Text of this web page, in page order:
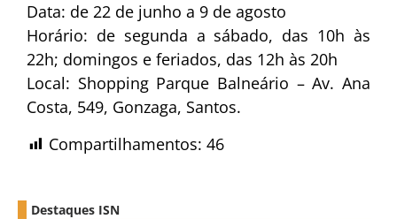
Data: de 22 de junho a 9 de agosto
Horário: de segunda a sábado, das 10h às
22h; domingos e feriados, das 12h às 20h
Local: Shopping Parque Balneário – Av. Ana
Costa, 549, Gonzaga, Santos.
Compartilhamentos: 46
Destaques ISN